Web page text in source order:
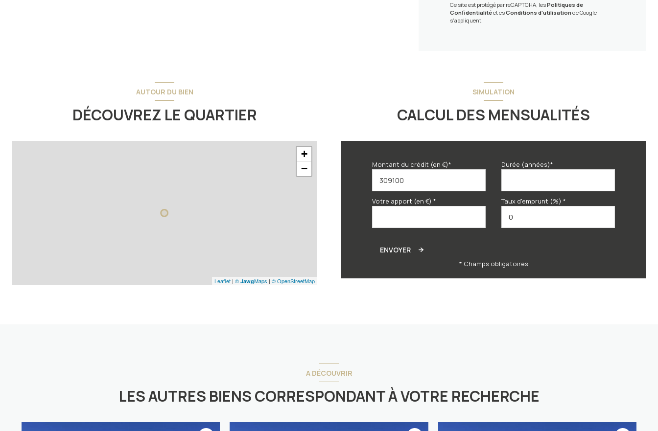
Ce site est protégé par reCAPTCHA, lesPolitiques de
Confidentialitéet esConditions d'utilisation de Google
s'appliquent.
AUTOUR DU BIEN
DÉCOUVREZ LE QUARTIER
+
−
Leaflet | © JawgMaps | © OpenStreetMap
SIMULATION
CALCUL DES MENSUALITÉS
Montant du crédit (en €)* Durée (années)*
Votre apport (en €) * Taux d'emprunt (%) *
ENVOYER
* Champs obligatoires
A DÉCOUVRIR
LES AUTRES BIENS CORRESPONDANT À VOTRE RECHERCHE